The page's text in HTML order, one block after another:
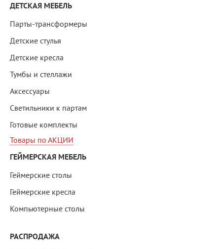
ДЕТСКАЯ МЕБЕЛЬ
Парты-трансформеры
Детские стулья
Детские кресла
Тумбы и стеллажи
Аксессуары
Светильники к партам
Готовые комплекты
Товары по АКЦИИ
ГЕЙМЕРСКАЯ МЕБЕЛЬ
Геймерские столы
Геймерские кресла
Компьютерные столы
РАСПРОДАЖА